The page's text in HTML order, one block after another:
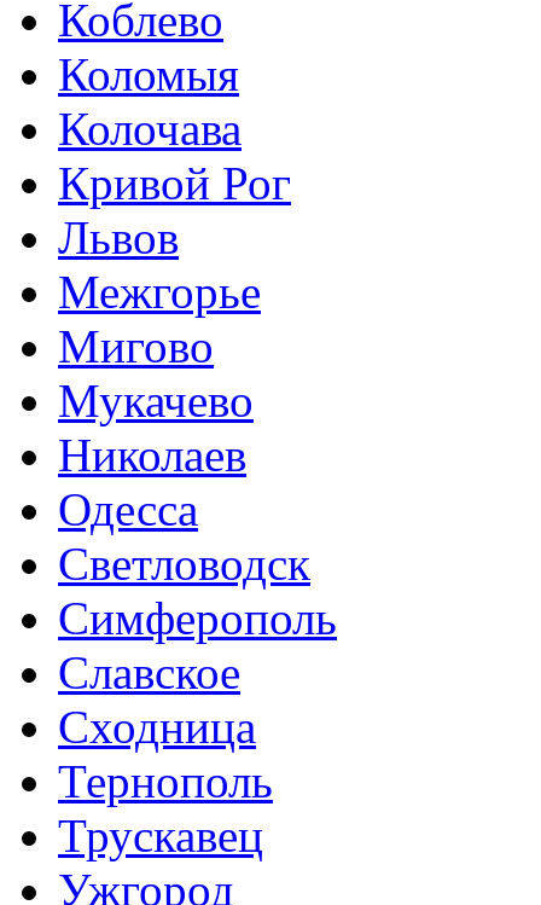
Коблево
Коломыя
Колочава
Кривой Рог
Львов
Межгорье
Мигово
Мукачево
Николаев
Одесса
Светловодск
Симферополь
Славское
Сходница
Тернополь
Трускавец
Ужгород